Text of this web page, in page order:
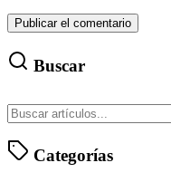
Buscar
Categorías